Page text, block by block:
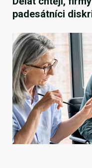
padesátníci